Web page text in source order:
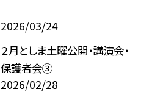
2026/03/24
２月としま土曜公開・講演会・
保護者会③
2026/02/28